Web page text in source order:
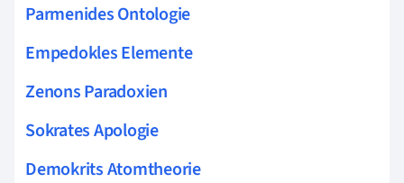
Parmenides Ontologie
Empedokles Elemente
Zenons Paradoxien
Sokrates Apologie
Demokrits Atomtheorie